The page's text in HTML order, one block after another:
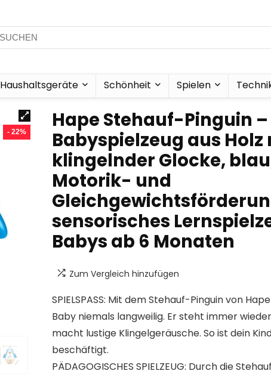
Haushaltsgeräte Schönheit Spielen
- 22%
Hape Stehauf-Pinguin –
Babyspielzeug aus Holz
klingelnder Glocke,
Motorik- und
sensorisches
Babys ab 6 Monaten
Zum Vergleich hinzufügen
SPIELSPASS: Mit dem Stehauf-Pinguin von
Baby niemals langweilig. Er steht immer
macht lustige Klingelgeräusche. So ist dein
beschäftigt.
PÄDAGOGISCHES SPIELZEUG: Durch die